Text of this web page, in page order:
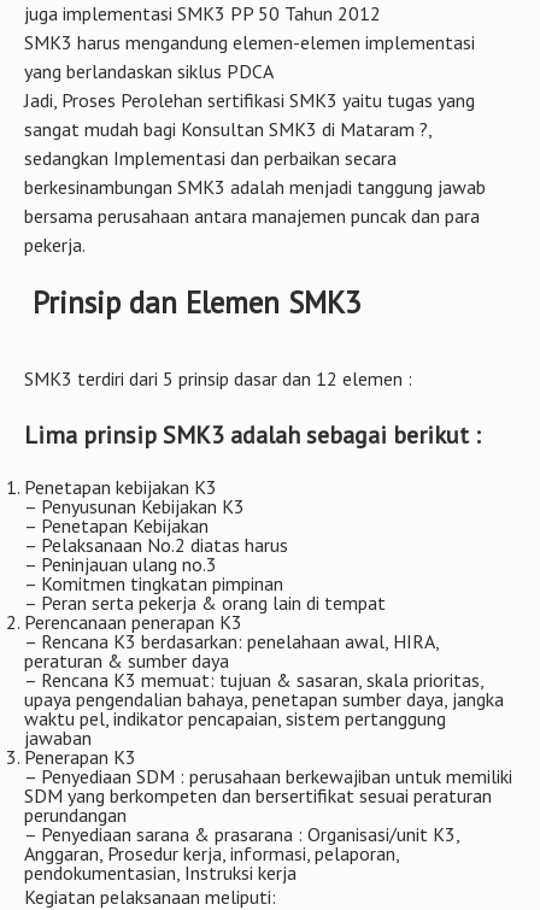
juga implementasi SMK3 PP 50 Tahun 2012
SMK3 harus mengandung elemen-elemen implementasi
yang berlandaskan siklus PDCA
Jadi, Proses Perolehan sertifikasi SMK3 yaitu tugas yang
sangat mudah bagi Konsultan SMK3 di Mataram ?,
sedangkan Implementasi dan perbaikan secara
berkesinambungan SMK3 adalah menjadi tanggung jawab
bersama perusahaan antara manajemen puncak dan para
pekerja.
Prinsip dan Elemen SMK3
SMK3 terdiri dari 5 prinsip dasar dan 12 elemen :
Lima prinsip SMK3 adalah sebagai berikut :
Penetapan kebijakan K3
– Penyusunan Kebijakan K3
– Penetapan Kebijakan
– Pelaksanaan No.2 diatas harus
– Peninjauan ulang no.3
– Komitmen tingkatan pimpinan
– Peran serta pekerja & orang lain di tempat
Perencanaan penerapan K3
– Rencana K3 berdasarkan: penelahaan awal, HIRA,
peraturan & sumber daya
– Rencana K3 memuat: tujuan & sasaran, skala prioritas,
upaya pengendalian bahaya, penetapan sumber daya, jangka
waktu pel, indikator pencapaian, sistem pertanggung
jawaban
Penerapan K3
– Penyediaan SDM : perusahaan berkewajiban untuk memiliki
SDM yang berkompeten dan bersertifikat sesuai peraturan
perundangan
– Penyediaan sarana & prasarana : Organisasi/unit K3,
Anggaran, Prosedur kerja, informasi, pelaporan,
pendokumentasian, Instruksi kerja
Kegiatan pelaksanaan meliputi: